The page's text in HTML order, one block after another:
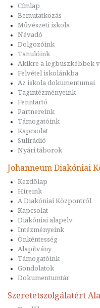
Címlap
Bemutatkozás
Művészeti iskola
Névadó
Dolgozóink
Tanulóink
Akikre a legbüszkébbek
Felvétel iskolánkba
Az iskola dokumentumai
Tagintézményeink
Fenntartó
Partnereink
Támogatóink
Kapcsolat
Sulirádió
Nyári táborok
Johanneum Diakóniai
Kezdőlap
Híreink
A Diakóniai Központról
Kapcsolat
Diakóniai alapelv
Intézményeink
Önkéntesség
Alapítvány
Támogatóink
Gondolatok
Dokumentumtár
Szeretetszolgálatért